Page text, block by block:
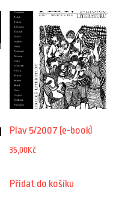
Plav 5/2007 (e-book)
35,00Kč
Přidat do košíku